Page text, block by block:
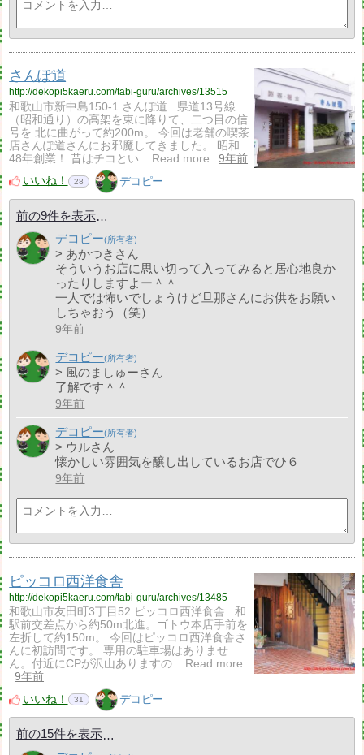
さんぽ道
http://dekopi5kaeru.com/tabi-guru/archives/13515
和歌山市新中島150-1 さんぽ道 県道13号線
（昭和通り）の高架を東に降りて、二つ目の信
号を 北に曲がって約200m。 今回は老舗の喫茶
店さんぽ道さんにお邪魔してきました。 昭和
48年創業！ 昔はチコとい... Read more
9年前
いいね！
28 デコピー
前の9件を表示
デコピー
> あかつきさん
そういうお店に思い切って入ってみると居心地良か
ったりしますよー＾＾
一人では怖いでしょうけど旦那さんにお供をお願い
しちゃおう（笑）
9年前
デコピー
> 風のましゅーさん
了解です＾＾
9年前
デコピー
> ウルさん
懐かしい雰囲気を醸し出しているお店でひ６
9年前
ピッコロ西洋食舎
http://dekopi5kaeru.com/tabi-guru/archives/13485
和歌山市友田町3丁目52 ピッコロ西洋食舎 和
駅前交差点から約50m北進。ゴトウ本店手前を
左折して約150m。 今回はピッコロ西洋食舎さ
んに初訪問です。 専用の駐車場はありませ
ん。付近にCPが沢山ありますの... Read more
9年前
いいね！
31 デコピー
前の15件を表示